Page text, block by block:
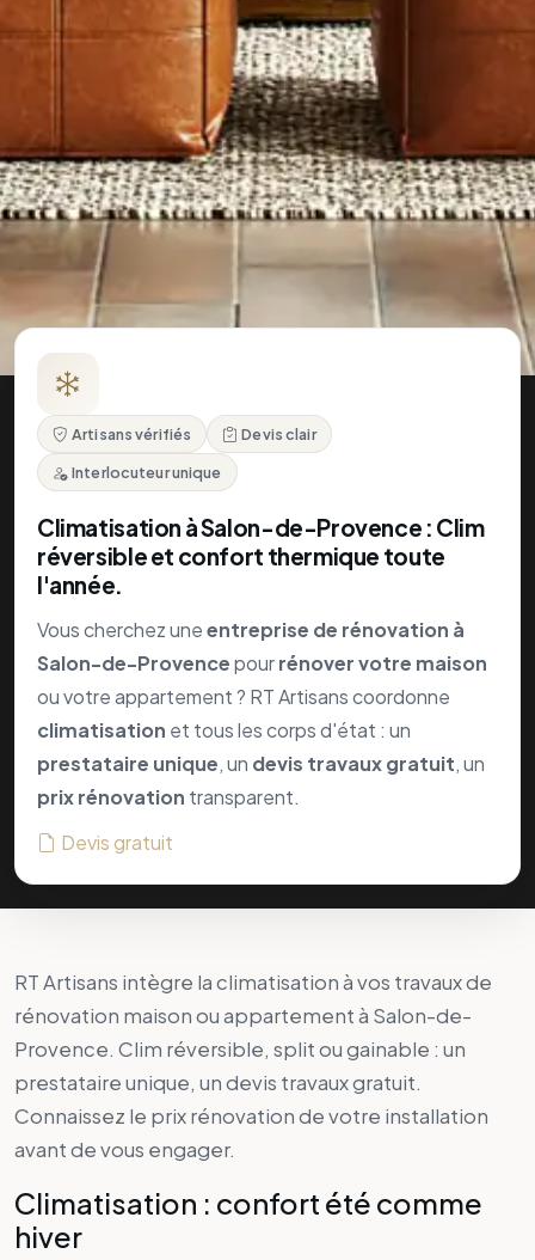
Artisans vérifiés
Devis clair
Interlocuteur unique
Climatisation à Salon-de-Provence : Clim
réversible et confort thermique toute
l'année.
Vous cherchez une
entreprise de rénovation à
Salon-de-Provence
rénover votre maison
ou votre appartement ? RT Artisans coordonne
climatisation
prestataire unique
prix rénovation transparent.
Devis gratuit
rénovation maisonou appartement à Salon-de-
Provence. Clim réversible, split ou gainable : un
prestataire unique, undevis travaux gratuit.
Connaissez leprix rénovationde votre installation
avant de vous engager.
Climatisation : confort été comme
hiver
Lors d’une rénovation intérieure, la climatisation réversible
gérons étude, devis et suivi à Salon-de-Provence,
Pélissanne, Sénas, Lamanon et communes voisines.